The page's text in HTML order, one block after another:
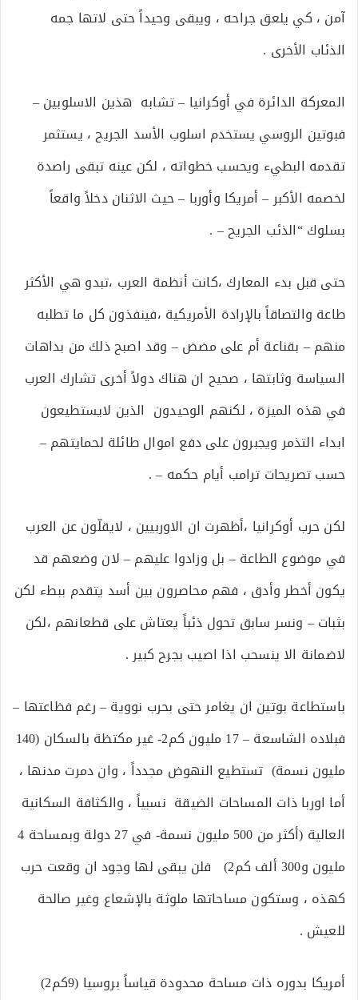
آمن ، كي يلعق جراحه ، ويبقى وحيداً حتى لاتها جمه
الذئاب الأخرى .
المعركة الدائرة في أوكرانيا – تشابه هذين الاسلوبين –
فبوتين الروسي يستخدم اسلوب الأسد الجريح ، يستثمر
تقدمه البطيء ويحسب خطواته ، لكن عينه تبقى راصدة
لخصمه الأكبر – أمريكا وأوربا – حيث الاثنان دخلاً واقعاً
بسلوك “الذئب الجريح – .
حتى قبل بدء المعارك ،كانت أنظمة العرب ،تبدو هي الأكثر
طاعة والتصاقاً بالإرادة الأمريكية ،فينفذون كل ما تطلبه
منهم – بقناعة أم على مضض – وقد اصبح ذلك من بداهات
السياسة وثابتها ، صحيح ان هناك دولاً أخرى تشارك العرب
في هذه الميزة ، لكنهم الوحيدون الذين لايستطيعون
ابداء التذمر ويجبرون على دفع اموال طائلة لحمايتهم –
حسب تصريحات ترامب أيام حكمه – .
لكن حرب أوكرانيا ،أظهرت ان الاوربيين ، لايقلّون عن العرب
في موضوع الطاعة – بل وزادوا عليهم – لان وضعهم قد
يكون أخطر وأدق ، فهم محاصرون بين أسد يتقدم ببطء لكن
بثبات – ونسر سابق تحول ذئباً يعتاش على قطعانهم ،لكن
لاضمانة الا ينسحب اذا اصيب بجرح كبير .
باستطاعة بوتين ان يغامر حتى بحرب نووية – رغم فظاعتها –
فبلاده الشاسعة – 17 مليون كم2- غير مكتظة بالسكان (140
مليون نسمة) تستطيع النهوض مجدداً ، وان دمرت مدنها ،
أما اوربا ذات المساحات الضيقة نسبياً ، والكثافة السكانية
العالية (أكثر من 500 مليون نسمة- في 27 دولة وبمساحة 4
مليون و300 ألف كم2) فلن يبقى لها وجود ان وقعت حرب
كهذه ، وستكون مساحاتها ملوثة بالإشعاع وغير صالحة
للعيش .
أمريكا بدوره ذات مساحة محدودة قياساً بروسيا (9كم2)